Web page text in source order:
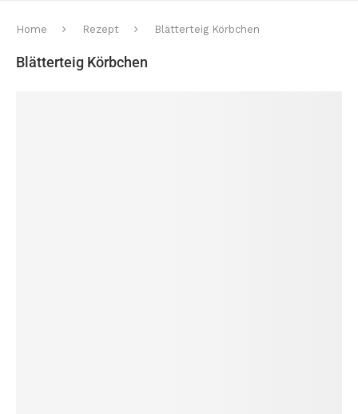
Home Rezept Blätterteig Körbchen
Blätterteig Körbchen